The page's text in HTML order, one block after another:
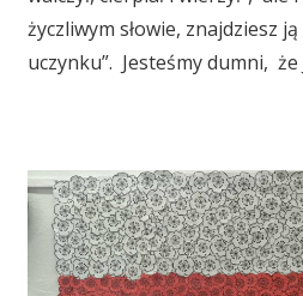
życzliwym słowie, znajdziesz
uczynku”. Jesteśmy dumni, że